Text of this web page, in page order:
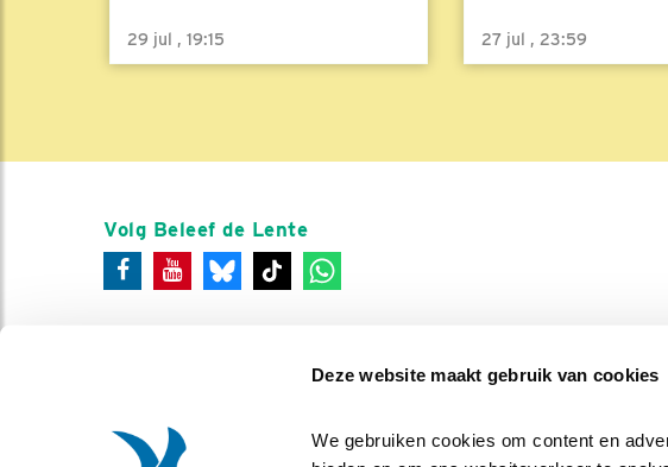
Deze website maakt gebruik van cookies
We gebruiken cookies om content en
29 jul , 19:15 27 jul , 23:59
Volg Beleef de Lente